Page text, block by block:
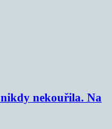
nekouřila. Na